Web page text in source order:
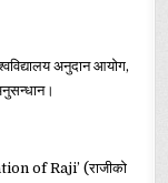
अनुदान आयोग,
of Raji’ (राजीको